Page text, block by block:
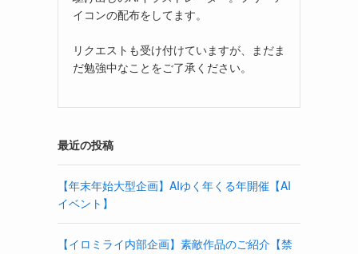
イコンの配布をしてます。
リクエストも受け付けていますが、まだま
だ勉強中なことをご了承ください。
最近の投稿
【年末年始大型企画】AIゆく年くる年開催【AI
イベント】
【イロミライ内部企画】素敵作品のご紹介【禁